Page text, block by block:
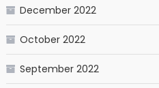
December 2022
October 2022
September 2022